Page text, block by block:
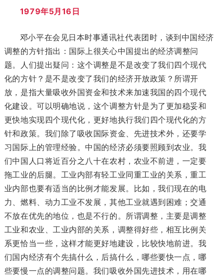
1979年5月16日
邓小平在会见日本时事通讯社代表团时，谈到中国经济
调整的方针指出：国际上很关心中国提出的经济调整问
题。人们提出疑问：这个调整是不是改变了我们四个现代
化的方针？是不是改变了我们的经济开放政策？所谓开
放，是指大量吸收外国资金和技术来加速我国的四个现代
化建设。可以明确地说，这个调整方针是为了更加稳妥和
更快地实现四个现代化，更好地执行我们四个现代化的方
针和政策。我们除了吸收国际资金、先进技术外，还要学
习国际上的管理经验。中国的经济必须要照顾到农业。我
们中国人口将近百分之八十在农村，农业不前进，一定要
拖工业的后腿。工业内部有轻工业同重工业的关系，重工
业内部也要有适当的比例才能发展。比如，我们现在的电
力、燃料、动力工业不发展，其他工业就遇到困难；交通
不放在优先的地位，也是不行的。所谓调整，主要是调整
工业和农业、工业内部的关系，调整得好些，相互比例关
系更恰当一些，这样才能更好地建设，比较快地前进。我
们国内经济有个先搞什么，后搞什么，哪些要快一点，哪
些要慢一点的调整问题。我们吸收外国先进技术，用在哪